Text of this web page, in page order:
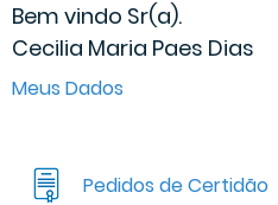
Bem vindo Sr(a).
Cecilia Maria Paes Dias
Meus Dados
Pedidos de Certidão